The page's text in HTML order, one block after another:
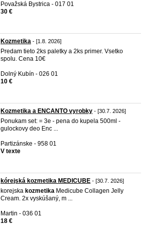
Považská Bystrica - 017 01
30 €
Kozmetika - [1.8. 2026]
Predam tieto 2ks paletky a 2ks primer. Vsetko
spolu. Cena 10€
Dolný Kubín - 026 01
10 €
Kozmetika a ENCANTO vyrobky - [30.7. 2026]
Ponukam set: = 3e - pena do kupela 500ml -
gulockovy deo Enc ...
Partizánske - 958 01
V texte
kórejská kozmetika MEDICUBE - [30.7. 2026]
korejska kozmetika Medicube Collagen Jelly
Cream. 2x vyskúšaný, m ...
Martin - 036 01
18 €